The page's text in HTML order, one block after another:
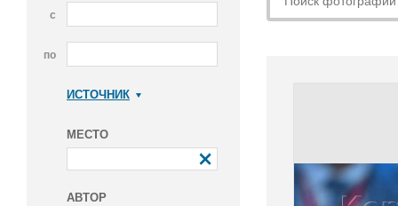
с
по
ИСТОЧНИК
МЕСТО
АВТОР